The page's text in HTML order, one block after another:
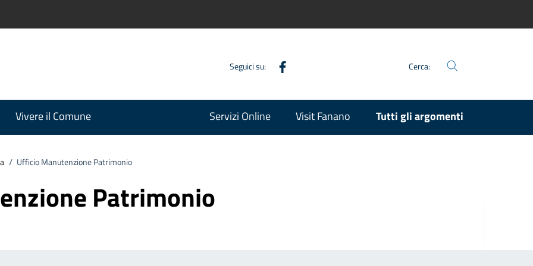
Seguici su: Cerca:
Vivere il Comune Servizi Online Visit Fanano Tutti gli argomenti
/ Ufficio Manutenzione Patrimonio
Patrimonio